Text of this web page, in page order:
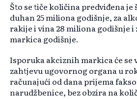
Što se tiče količina predviđena je
duhan 25 miliona godišnje, za
rakije i vina 28 miliona godišnje i
markica godišnje.
Isporuka akciznih markica će se
zahtjevu ugovornog organa u
računajući od dana prijema
narudžbenice, bez obzira na